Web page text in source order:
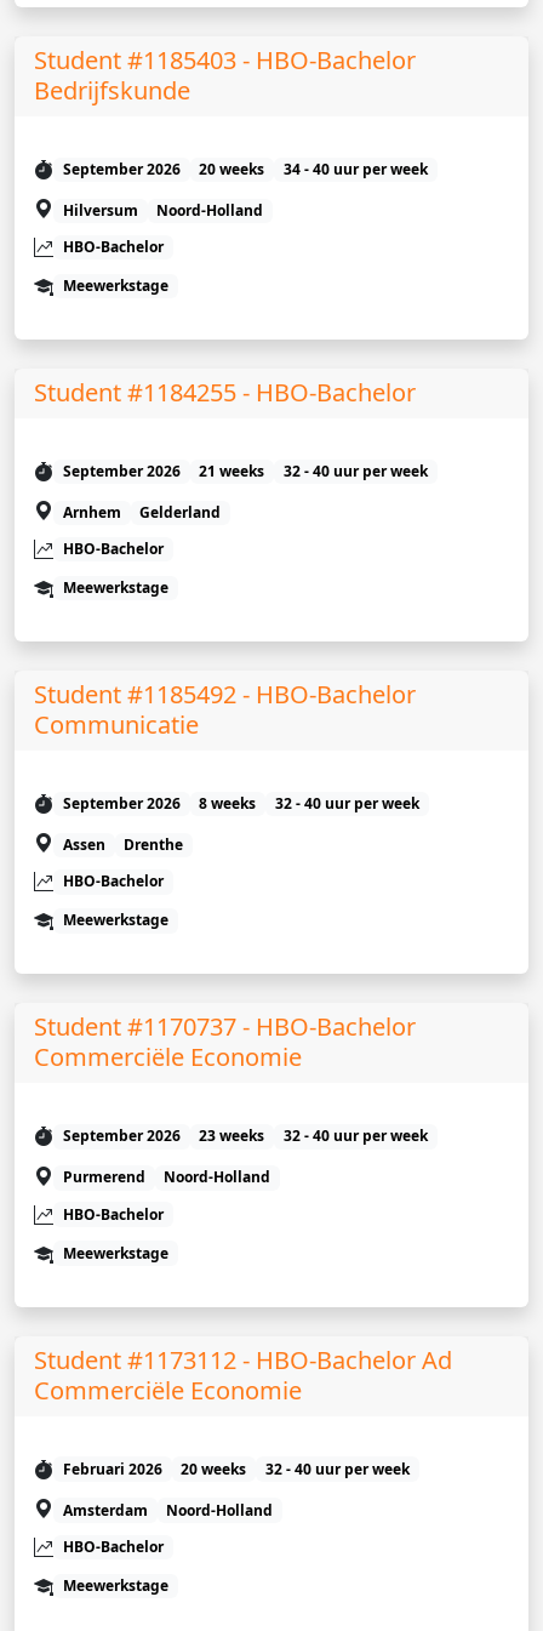
Student #1185403 - HBO-Bachelor
Bedrijfskunde
September 2026 20 weeks
34 - 40 uur per week
Hilversum
Noord-Holland
HBO-Bachelor
Meewerkstage
Student #1184255 - HBO-Bachelor
September 2026 21 weeks
32 - 40 uur per week
Arnhem
Gelderland
HBO-Bachelor
Meewerkstage
Student #1185492 - HBO-Bachelor
Communicatie
September 2026 8 weeks
32 - 40 uur per week
Assen
Drenthe
HBO-Bachelor
Meewerkstage
Student #1170737 - HBO-Bachelor
Commerciële Economie
September 2026 23 weeks
32 - 40 uur per week
Purmerend
Noord-Holland
HBO-Bachelor
Meewerkstage
Student #1173112 - HBO-Bachelor Ad
Commerciële Economie
Februari 2026 20 weeks
32 - 40 uur per week
Amsterdam
Noord-Holland
HBO-Bachelor
Meewerkstage